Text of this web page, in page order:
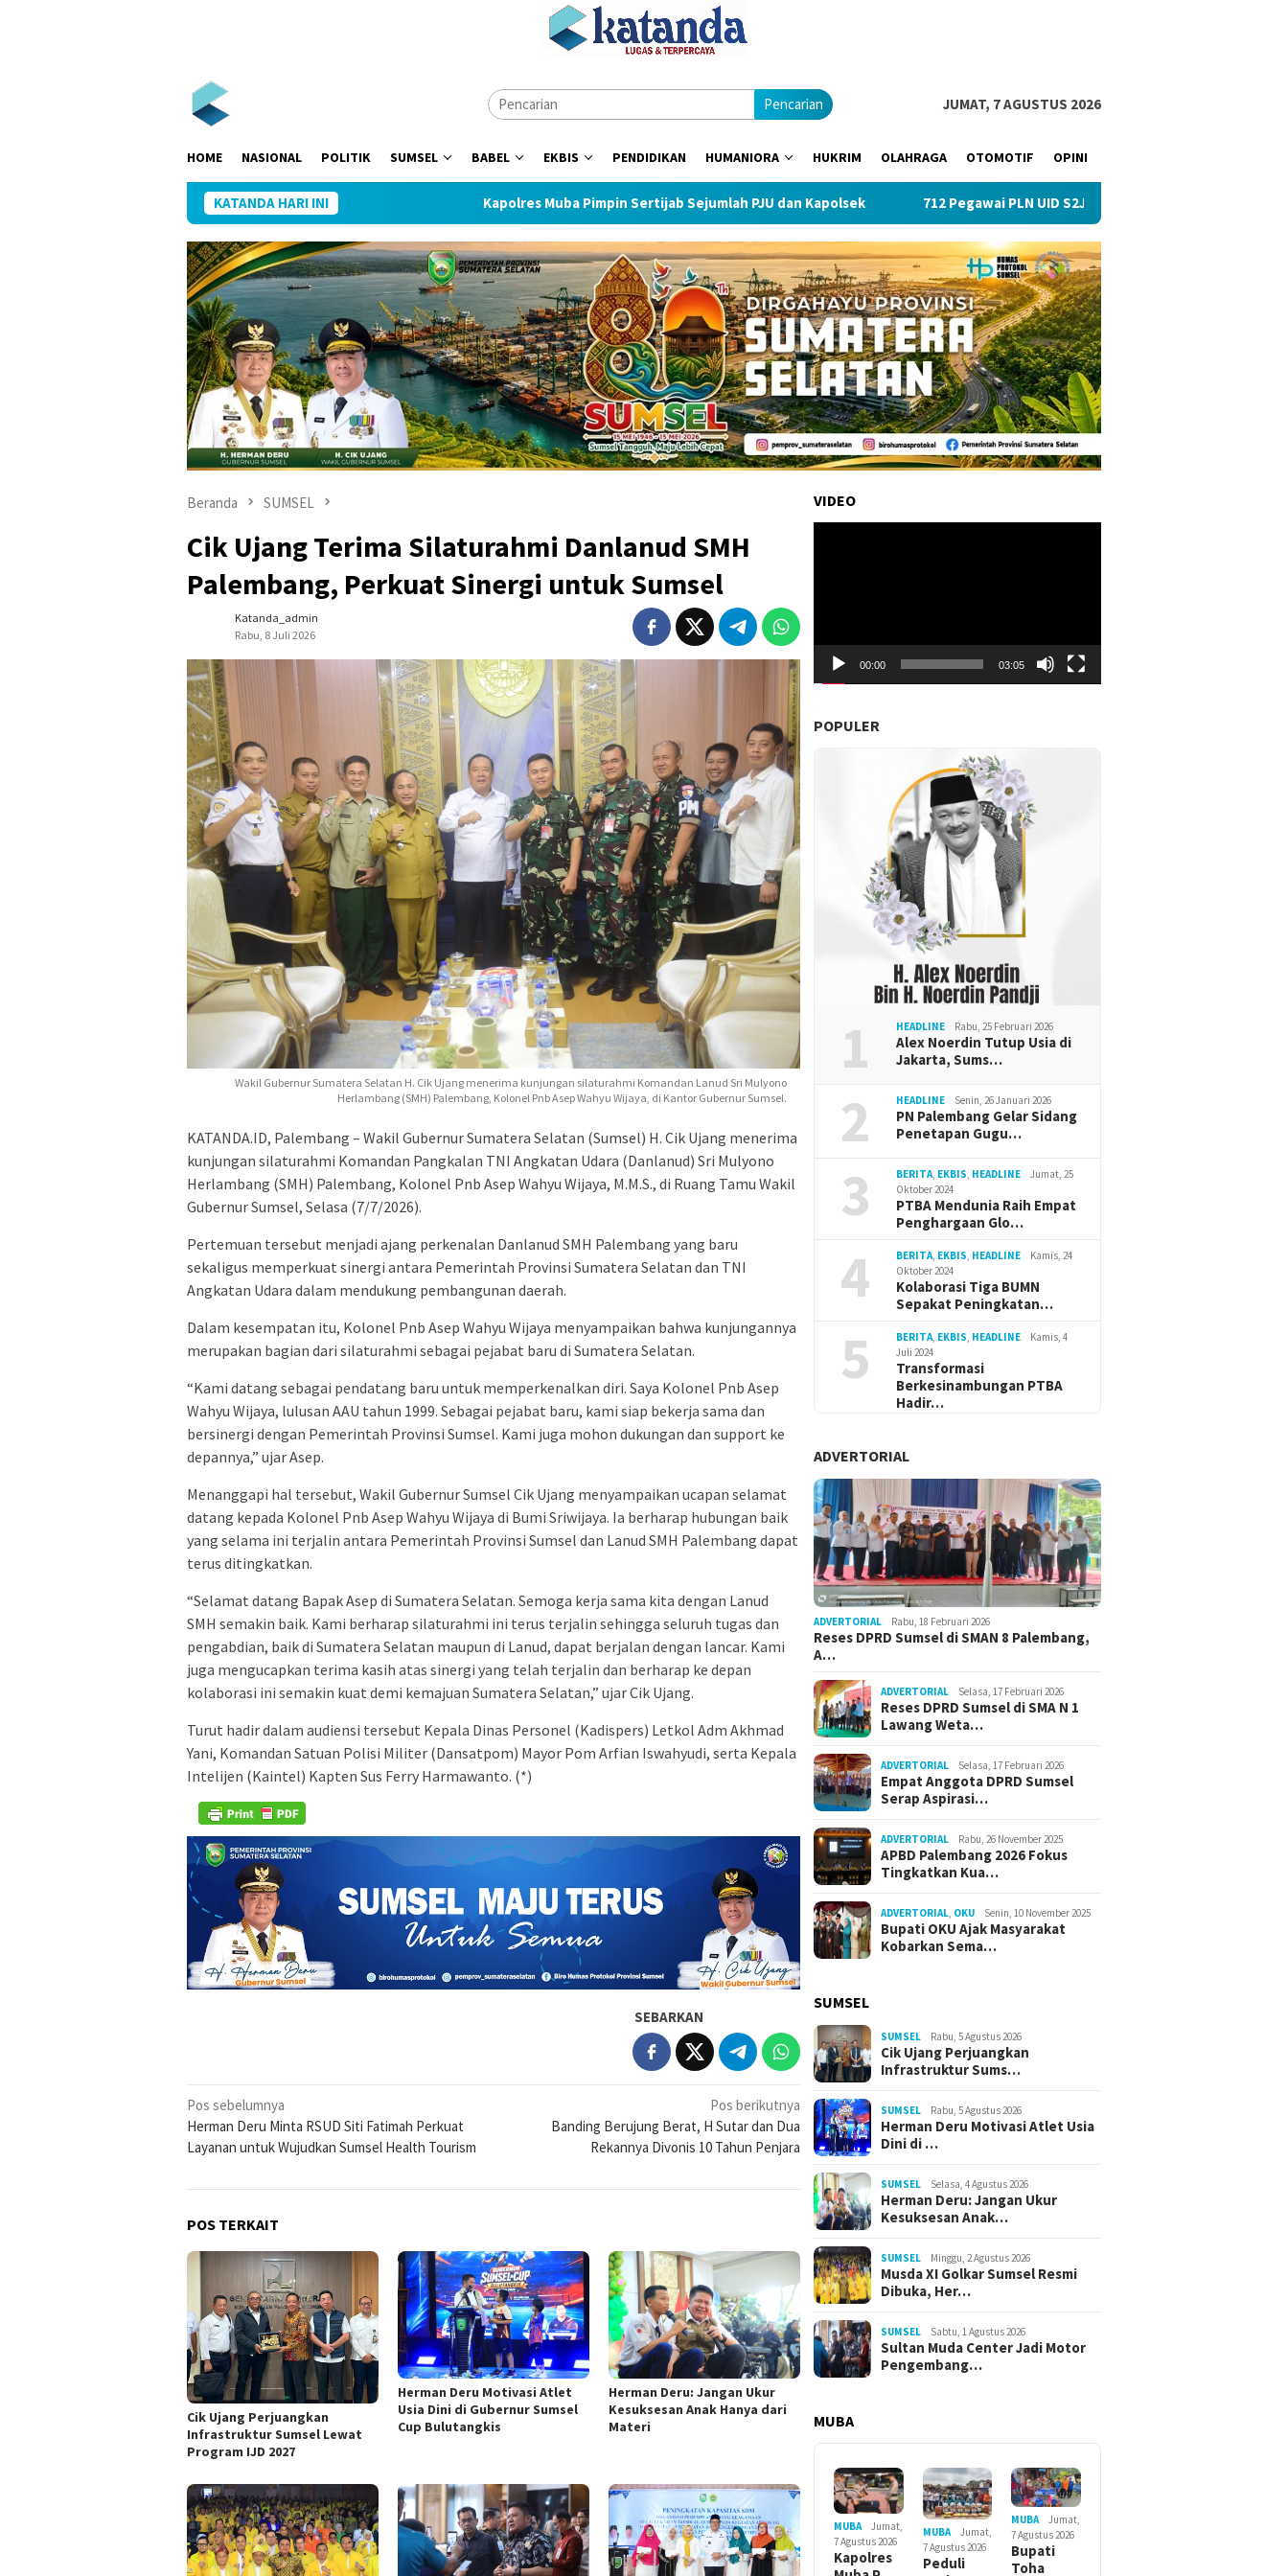
Pencarian JUMAT, 7 AGUSTUS 2026
HOME NASIONAL POLITIK SUMSEL BABEL EKBIS PENDIDIKAN HUMANIORA HUKRIM OLAHRAGA OTOMOTIF OPINI
KATANDA HARI INI Kapolres Muba Pimpin Sertijab Sejumlah PJU dan Kapolsek 712 Pegawai PLN UID S2JB Tekan Emisi Lewat Clean Energy Day
Beranda SUMSEL
Cik Ujang Terima Silaturahmi Danlanud SMH
Palembang, Perkuat Sinergi untuk Sumsel
Katanda_admin
Rabu, 8 Juli 2026
Wakil Gubernur Sumatera Selatan H. Cik Ujang menerima kunjungan silaturahmi Komandan Lanud Sri Mulyono
Herlambang (SMH) Palembang, Kolonel Pnb Asep Wahyu Wijaya, di Kantor Gubernur Sumsel.
KATANDA.ID, Palembang – Wakil Gubernur Sumatera Selatan (Sumsel) H. Cik Ujang menerima
kunjungan silaturahmi Komandan Pangkalan TNI Angkatan Udara (Danlanud) Sri Mulyono
Herlambang (SMH) Palembang, Kolonel Pnb Asep Wahyu Wijaya, M.M.S., di Ruang Tamu Wakil
Gubernur Sumsel, Selasa (7/7/2026).
Pertemuan tersebut menjadi ajang perkenalan Danlanud SMH Palembang yang baru
sekaligus memperkuat sinergi antara Pemerintah Provinsi Sumatera Selatan dan TNI
Angkatan Udara dalam mendukung pembangunan daerah.
Dalam kesempatan itu, Kolonel Pnb Asep Wahyu Wijaya menyampaikan bahwa kunjungannya
merupakan bagian dari silaturahmi sebagai pejabat baru di Sumatera Selatan.
“Kami datang sebagai pendatang baru untuk memperkenalkan diri. Saya Kolonel Pnb Asep
Wahyu Wijaya, lulusan AAU tahun 1999. Sebagai pejabat baru, kami siap bekerja sama dan
bersinergi dengan Pemerintah Provinsi Sumsel. Kami juga mohon dukungan dan support ke
depannya,” ujar Asep.
Menanggapi hal tersebut, Wakil Gubernur Sumsel Cik Ujang menyampaikan ucapan selamat
datang kepada Kolonel Pnb Asep Wahyu Wijaya di Bumi Sriwijaya. Ia berharap hubungan baik
yang selama ini terjalin antara Pemerintah Provinsi Sumsel dan Lanud SMH Palembang dapat
terus ditingkatkan.
“Selamat datang Bapak Asep di Sumatera Selatan. Semoga kerja sama kita dengan Lanud
SMH semakin baik. Kami berharap silaturahmi ini terus terjalin sehingga seluruh tugas dan
pengabdian, baik di Sumatera Selatan maupun di Lanud, dapat berjalan dengan lancar. Kami
juga mengucapkan terima kasih atas sinergi yang telah terjalin dan berharap ke depan
kolaborasi ini semakin kuat demi kemajuan Sumatera Selatan,” ujar Cik Ujang.
Turut hadir dalam audiensi tersebut Kepala Dinas Personel (Kadispers) Letkol Adm Akhmad
Yani, Komandan Satuan Polisi Militer (Dansatpom) Mayor Pom Arfian Iswahyudi, serta Kepala
Intelijen (Kaintel) Kapten Sus Ferry Harmawanto. (*)
SEBARKAN
Navigasi
pos
Pos sebelumnya
Herman Deru Minta RSUD Siti Fatimah Perkuat
Layanan untuk Wujudkan Sumsel Health Tourism
Pos berikutnya
Banding Berujung Berat, H Sutar dan Dua
Rekannya Divonis 10 Tahun Penjara
POS TERKAIT
Cik Ujang Perjuangkan
Infrastruktur Sumsel Lewat
Program IJD 2027
Herman Deru Motivasi Atlet
Usia Dini di Gubernur Sumsel
Cup Bulutangkis
Herman Deru: Jangan Ukur
Kesuksesan Anak Hanya dari
Materi
VIDEO
00:00 03:05
POPULER
1 HEADLINE Rabu, 25 Februari 2026
Alex Noerdin Tutup Usia di
Jakarta, Sums…
2 HEADLINE Senin, 26 Januari 2026
PN Palembang Gelar Sidang
Penetapan Gugu…
3 BERITA, EKBIS, HEADLINE
Jumat, 25
Oktober 2024
PTBA Mendunia Raih Empat
Penghargaan Glo…
4 BERITA, EKBIS, HEADLINE
Kamis, 24
Oktober 2024
Kolaborasi Tiga BUMN
Sepakat Peningkatan…
5 BERITA, EKBIS, HEADLINE
Kamis, 4
Juli 2024
Transformasi
Berkesinambungan PTBA
Hadir…
ADVERTORIAL
ADVERTORIAL Rabu, 18 Februari 2026
Reses DPRD Sumsel di SMAN 8 Palembang,
A…
ADVERTORIAL Selasa, 17 Februari 2026
Reses DPRD Sumsel di SMA N 1
Lawang Weta…
ADVERTORIAL Selasa, 17 Februari 2026
Empat Anggota DPRD Sumsel
Serap Aspirasi…
ADVERTORIAL Rabu, 26 November 2025
APBD Palembang 2026 Fokus
Tingkatkan Kua…
ADVERTORIAL OKU Senin, 10 November 2025
Bupati OKU Ajak Masyarakat
Kobarkan Sema…
SUMSEL
SUMSEL Rabu, 5 Agustus 2026
Cik Ujang Perjuangkan
Infrastruktur Sums…
SUMSEL Rabu, 5 Agustus 2026
Herman Deru Motivasi Atlet Usia
Dini di …
SUMSEL Selasa, 4 Agustus 2026
Herman Deru: Jangan Ukur
Kesuksesan Anak…
SUMSEL Minggu, 2 Agustus 2026
Musda XI Golkar Sumsel Resmi
Dibuka, Her…
SUMSEL Sabtu, 1 Agustus 2026
Sultan Muda Center Jadi Motor
Pengembang…
MUBA
MUBA
Jumat,
7 Agustus 2026
Kapolres
MUBA
Jumat,
7 Agustus 2026
Peduli
MUBA
Jumat,
7 Agustus 2026
Bupati
Toha